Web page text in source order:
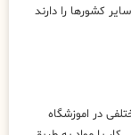
کشورها را دارند
در اموزشگاه